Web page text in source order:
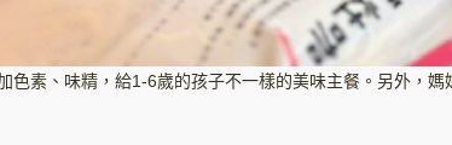
素、味精，給1-6歲的孩子不一樣的美味主餐。另外，